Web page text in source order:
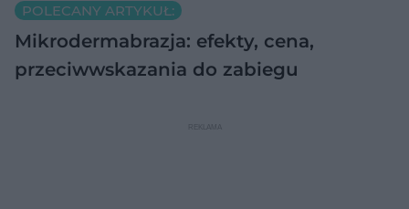
POLECANY ARTYKUŁ:
Mikrodermabrazja: efekty, cena,
przeciwwskazania do zabiegu